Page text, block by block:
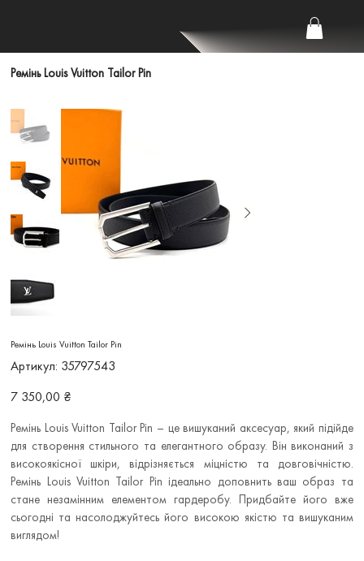
Ремінь Louis Vuitton Tailor Pin
Ремінь Louis Vuitton Tailor Pin
Артикул:
Артикул
35797543
35797543
Ціна
7 350,00 ₴
Ремінь Louis Vuitton Tailor Pin – це вишуканий аксесуар, який підійде
для створення стильного та елегантного образу. Він виконаний з
високоякісної шкіри, відрізняється міцністю та довговічністю.
Ремінь Louis Vuitton Tailor Pin ідеально доповнить ваш образ та
стане незамінним елементом гардеробу. Придбайте його вже
сьогодні та насолоджуйтесь його високою якістю та вишуканим
виглядом!